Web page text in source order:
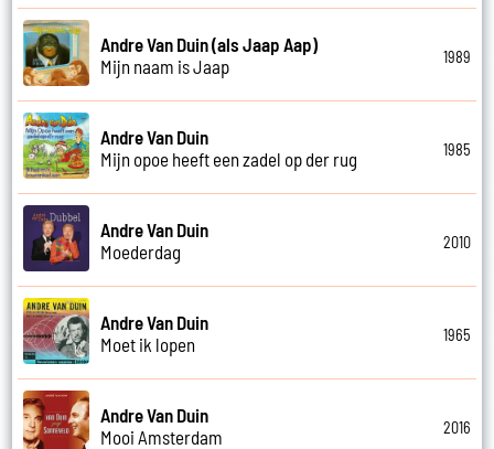
Andre Van Duin (als Jaap Aap)
Mijn naam is Jaap
1989
Andre Van Duin
Mijn opoe heeft een zadel op der rug
1985
Andre Van Duin
Moederdag
2010
Andre Van Duin
Moet ik lopen
1965
Andre Van Duin
Mooi Amsterdam
2016